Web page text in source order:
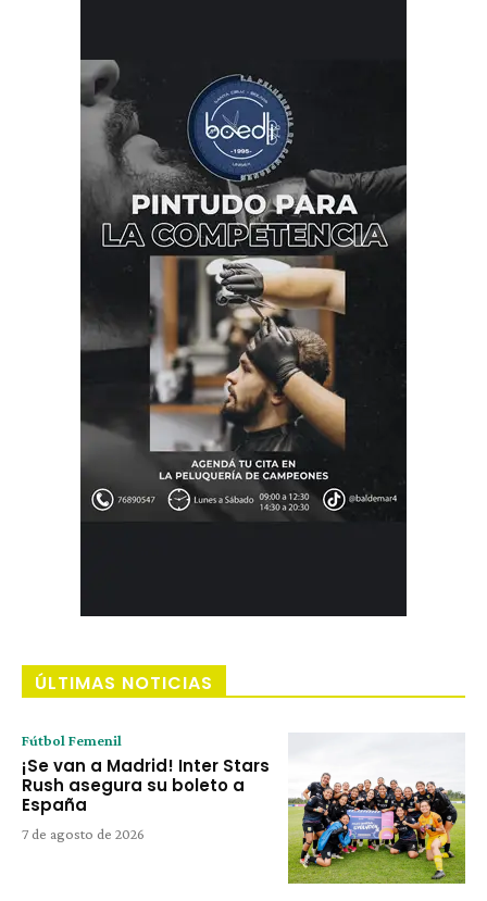
ÚLTIMAS NOTICIAS
Fútbol Femenil
¡Se van a Madrid! Inter Stars
Rush asegura su boleto a
España
7 de agosto de 2026